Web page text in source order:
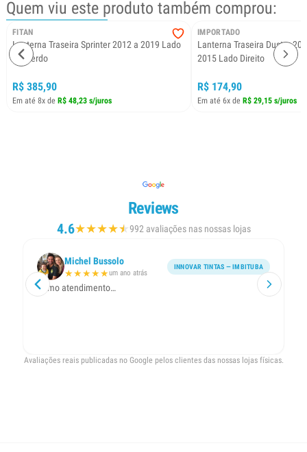
Quem viu este produto também comprou:
FITAN
Lanterna Traseira Sprinter 2012 a 2019 Lado
Esquerdo
R$ 385,90
Em até 8x de R$ 48,23 s/juros
IMPORTADO
Lanterna Traseira Duster
2015 Lado Direito
R$ 174,90
Em até 6x de R$ 29,15 s/juros
Reviews
4.6★★★★★
★992 avaliações nas nossas lojas
Michel Bussolo
★★★★★um ano atrás
INNOVAR TINTAS — IMBITUBA
Ótimo atendimento…
Avaliações reais publicadas no Google pelos clientes das nossas lojas físicas.